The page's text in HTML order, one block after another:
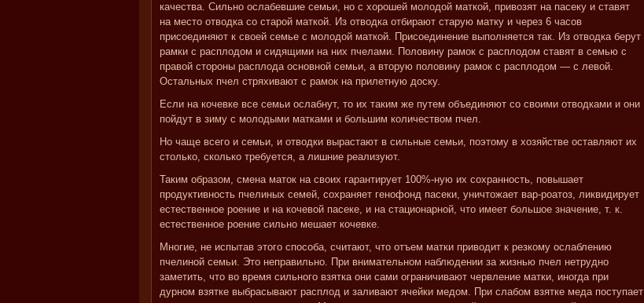
качества. Сильно ослабевшие семьи, но с хорошей молодой маткой, привозят на пасеку и ставят
на место отводка со старой маткой. Из отводка отбирают старую матку и через 6 часов
присоединяют к своей семье с молодой маткой. Присоединение выполняется так. Из отводка берут
рамки с расплодом и сидящими на них пчелами. Половину рамок с расплодом ставят в семью с
правой стороны расплода основной семьи, а вторую половину рамок с расплодом — с левой.
Остальных пчел стряхивают с рамок на прилетную доску.
Если на кочевке все семьи ослабнут, то их таким же путем объединяют со своими отводками и они
пойдут в зиму с молодыми матками и большим количеством пчел.
Но чаще всего и семьи, и отводки вырастают в сильные семьи, поэтому в хозяйстве оставляют их
столько, сколько требуется, а лишние реализуют.
Таким образом, смена маток на своих гарантирует 100%-ную их сохранность, повышает
продуктивность пчелиных семей, сохраняет генофонд пасеки, уничтожает вар-роатоз, ликвидирует
естественное роение и на кочевой пасеке, и на стационарной, что имеет большое значение, т. к.
естественное роение сильно мешает кочевке.
Многие, не испытав этого способа, считают, что отъем матки приводит к резкому ослаблению
пчелиной семьи. Это неправильно. При внимательном наблюдении за жизнью пчел нетрудно
заметить, что во время сильного взятка они сами ограничивают червление матки, иногда при
дурном взятке выбрасывают расплод и заливают ячейки медом. При слабом взятке меда поступает